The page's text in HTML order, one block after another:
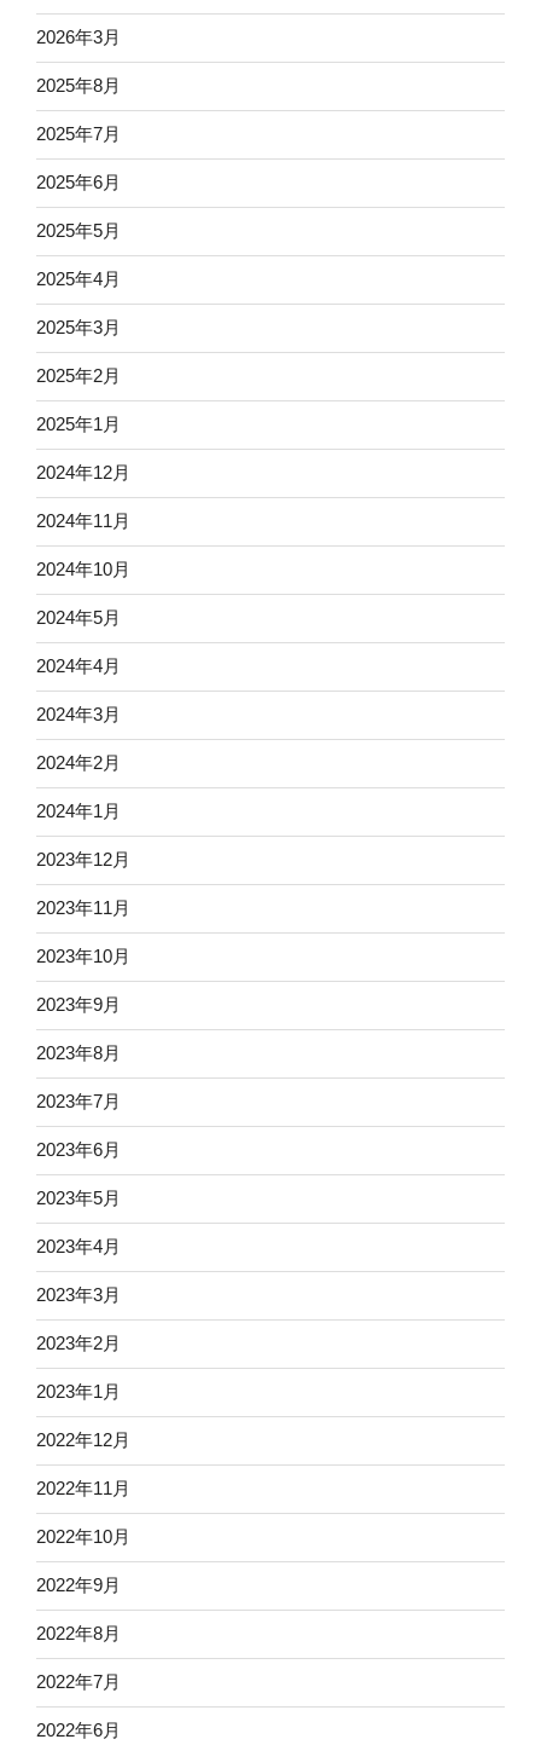
2026年3月
2025年8月
2025年7月
2025年6月
2025年5月
2025年4月
2025年3月
2025年2月
2025年1月
2024年12月
2024年11月
2024年10月
2024年5月
2024年4月
2024年3月
2024年2月
2024年1月
2023年12月
2023年11月
2023年10月
2023年9月
2023年8月
2023年7月
2023年6月
2023年5月
2023年4月
2023年3月
2023年2月
2023年1月
2022年12月
2022年11月
2022年10月
2022年9月
2022年8月
2022年7月
2022年6月